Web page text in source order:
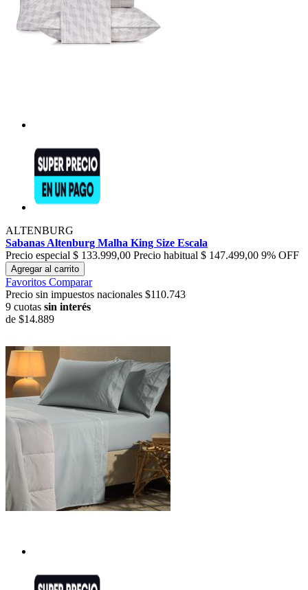
ALTENBURG
Sabanas Altenburg Malha King Size Escala
Precio especial $ 133.999,00 Precio habitual $ 147.499,00 9% OFF
Agregar al carrito
Favoritos Comparar
Precio sin impuestos nacionales $110.743
9 cuotas sin interés
de $14.889